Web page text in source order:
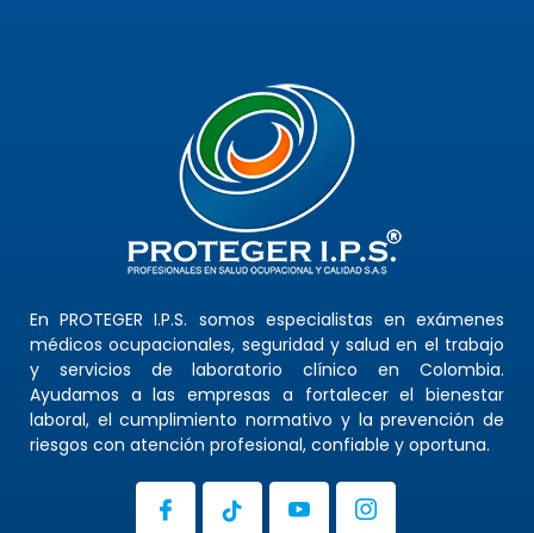
En PROTEGER I.P.S. somos especialistas en exámenes
médicos ocupacionales, seguridad y salud en el trabajo
y servicios de laboratorio clínico en Colombia.
Ayudamos a las empresas a fortalecer el bienestar
laboral, el cumplimiento normativo y la prevención de
riesgos con atención profesional, confiable y oportuna.